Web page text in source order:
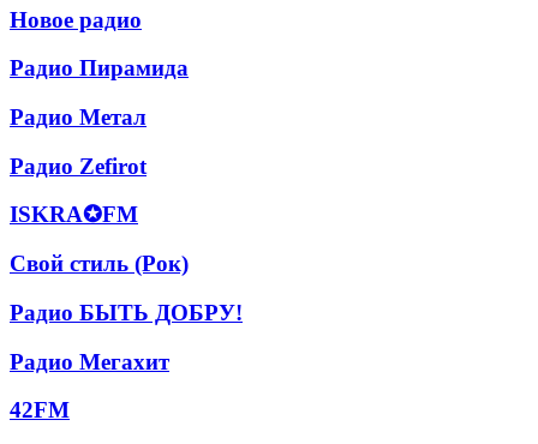
Новое
Новое радио
Радио
Пирамида
Радио Пирамида
Радио
Метал
Радио Метал
Радио
Zefirot
Радио Zefirot
ISKRA✪FM
ISKRA✪FM
Свой
(Рок)
Свой стиль (Рок)
Радио
БЫТЬ
ДОБРУ!
Радио БЫТЬ ДОБРУ!
Радио
Мегахит
Радио Мегахит
42FM
42FM